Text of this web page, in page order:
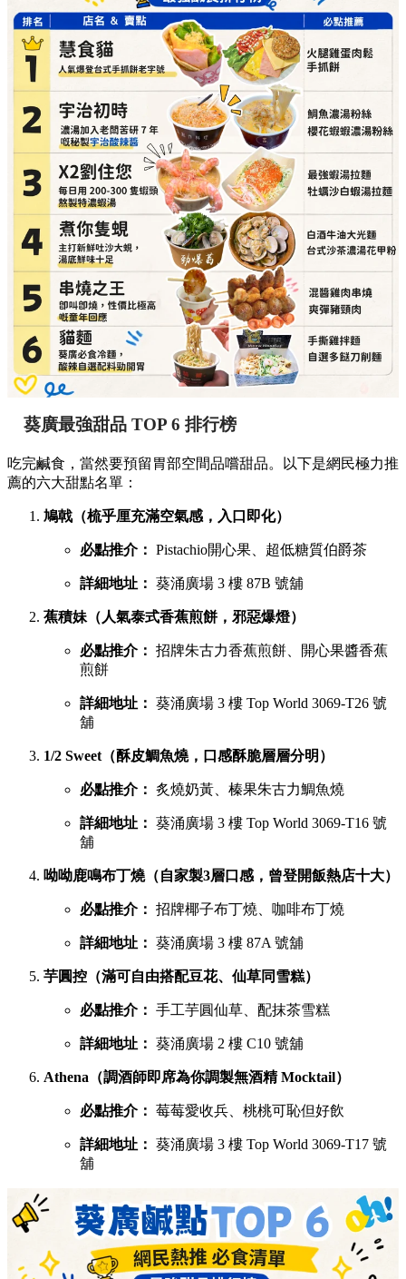
葵廣最強甜品 TOP 6 排行榜
吃完鹹食，當然要預留胃部空間品嚐甜品。以下是網民極力推
薦的六大甜點名單：
鳩戟（梳乎厘充滿空氣感，入口即化）
必點推介： Pistachio開心果、超低糖質伯爵茶
詳細地址： 葵涌廣場 3 樓 87B 號舖
蕉積妹（人氣泰式香蕉煎餅，邪惡爆燈）
必點推介： 招牌朱古力香蕉煎餅、開心果醬香蕉
煎餅
詳細地址： 葵涌廣場 3 樓 Top World 3069-T26 號
舖
1/2 Sweet（酥皮鯛魚燒，口感酥脆層層分明）
必點推介： 炙燒奶黃、榛果朱古力鯛魚燒
詳細地址： 葵涌廣場 3 樓 Top World 3069-T16 號
舖
呦呦鹿鳴布丁燒（自家製3層口感，曾登開飯熱店十大）
必點推介： 招牌椰子布丁燒、咖啡布丁燒
詳細地址： 葵涌廣場 3 樓 87A 號舖
芋圓控（滿可自由搭配豆花、仙草同雪糕）
必點推介： 手工芋圓仙草、配抹茶雪糕
詳細地址： 葵涌廣場 2 樓 C10 號舖
Athena（調酒師即席為你調製無酒精 Mocktail）
必點推介： 莓莓愛收兵、桃桃可恥但好飲
詳細地址： 葵涌廣場 3 樓 Top World 3069-T17 號
舖